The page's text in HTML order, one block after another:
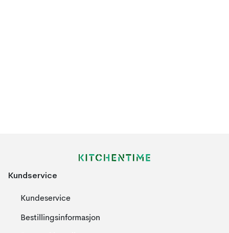
Kundservice
Kundeservice
Bestillingsinformasjon